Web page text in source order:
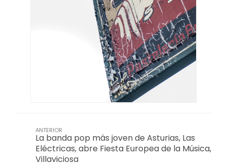
ANTERIOR
La banda pop más joven de Asturias, Las
Eléctricas, abre Fiesta Europea de la Música,
Villaviciosa